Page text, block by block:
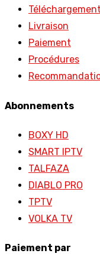
Téléchargement
Livraison
Paiement
Procédures
Abonnements
BOXY HD
SMART IPTV
TALFAZA
DIABLO PRO
TPTV
VOLKA TV
Paiement par